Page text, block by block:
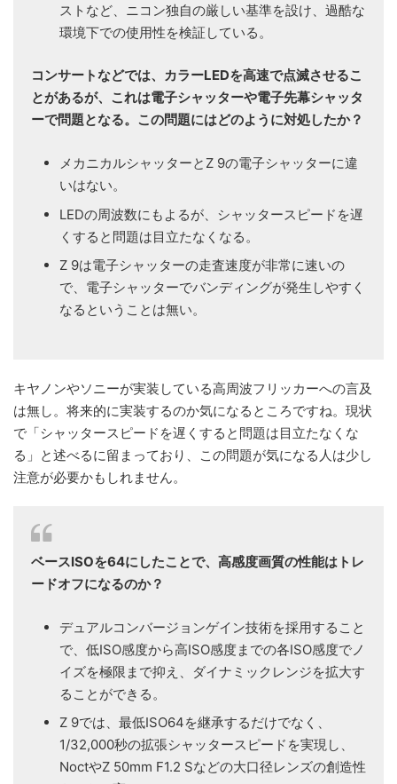
ストなど、ニコン独自の厳しい基準を設け、過酷な
環境下での使用性を検証している。
コンサートなどでは、カラーLEDを高速で点滅させるこ
とがあるが、これは電子シャッターや電子先幕シャッタ
ーで問題となる。この問題にはどのように対処したか？
メカニカルシャッターとZ 9の電子シャッターに違
いはない。
LEDの周波数にもよるが、シャッタースピードを遅
くすると問題は目立たなくなる。
Z 9は電子シャッターの走査速度が非常に速いの
で、電子シャッターでバンディングが発生しやすく
なるということは無い。
キヤノンやソニーが実装している高周波フリッカーへの言及
は無し。将来的に実装するのか気になるところですね。現状
で「シャッタースピードを遅くすると問題は目立たなくな
る」と述べるに留まっており、この問題が気になる人は少し
注意が必要かもしれません。
ベースISOを64にしたことで、高感度画質の性能はトレ
ードオフになるのか？
デュアルコンバージョンゲイン技術を採用すること
で、低ISO感度から高ISO感度までの各ISO感度でノ
イズを極限まで抑え、ダイナミックレンジを拡大す
ることができる。
Z 9では、最低ISO64を継承するだけでなく、
1/32,000秒の拡張シャッタースピードを実現し、
NoctやZ 50mm F1.2 Sなどの大口径レンズの創造性